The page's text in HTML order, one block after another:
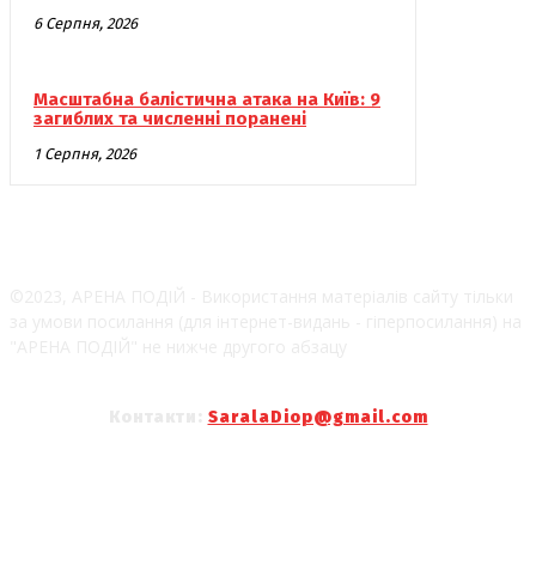
6 Серпня, 2026
Масштабна балістична атака на Київ: 9
загиблих та численні поранені
1 Серпня, 2026
SaralaDiop@gmail.com